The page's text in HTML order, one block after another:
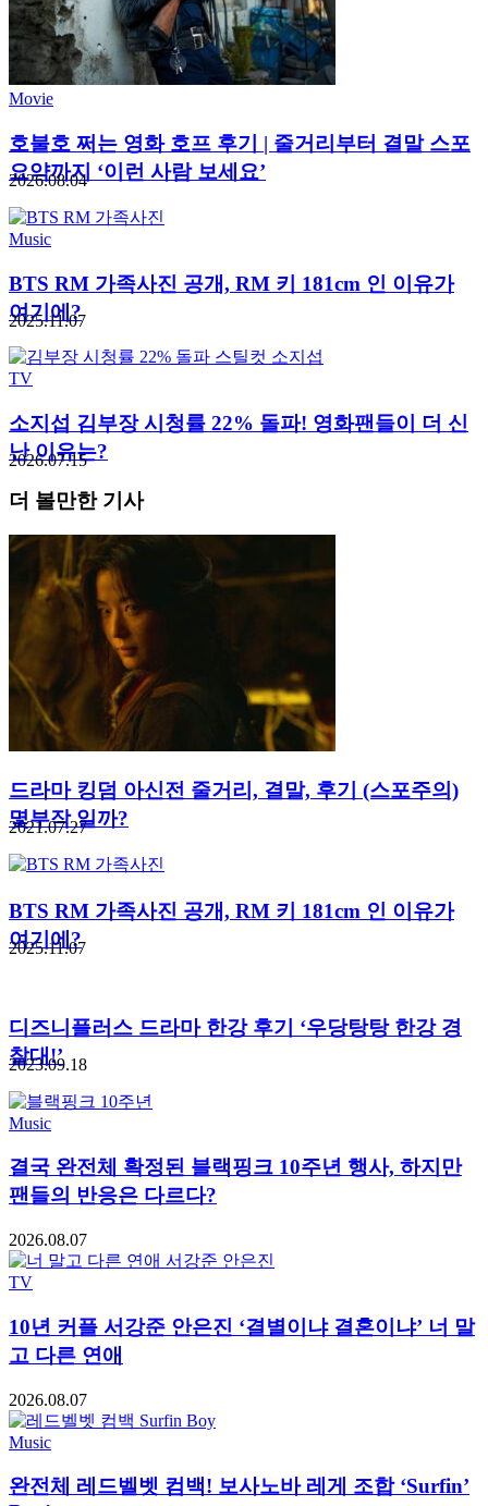
Movie
호불호 쩌는 영화 호프 후기 | 줄거리부터 결말 스포
요약까지 ‘이런 사람 보세요’
2026.08.04
Music
BTS RM 가족사진 공개, RM 키 181cm 인 이유가
여기에?
2025.11.07
TV
소지섭 김부장 시청률 22% 돌파! 영화팬들이 더 신
난 이유는?
2026.07.15
더 볼만한 기사
드라마 킹덤 아신전 줄거리, 결말, 후기 (스포주의)
몇부작 일까?
2021.07.27
BTS RM 가족사진 공개, RM 키 181cm 인 이유가
여기에?
2025.11.07
디즈니플러스 드라마 한강 후기 ‘우당탕탕 한강 경
찰대!’
2023.09.18
Music
결국 완전체 확정된 블랙핑크 10주년 행사, 하지만
팬들의 반응은 다르다?
2026.08.07
TV
10년 커플 서강준 안은진 ‘결별이냐 결혼이냐’ 너 말
고 다른 연애
2026.08.07
Music
완전체 레드벨벳 컴백! 보사노바 레게 조합 ‘Surfin’